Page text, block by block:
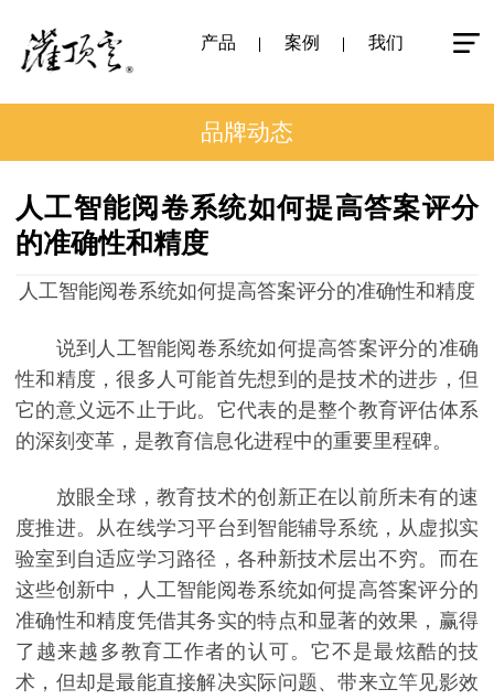
产品 案例 我们
品牌动态
人工智能阅卷系统如何提高答案评分
的准确性和精度
人工智能阅卷系统如何提高答案评分的准确性和精度
说到人工智能阅卷系统如何提高答案评分的准确
性和精度，很多人可能首先想到的是技术的进步，但
它的意义远不止于此。它代表的是整个教育评估体系
的深刻变革，是教育信息化进程中的重要里程碑。
放眼全球，教育技术的创新正在以前所未有的速
度推进。从在线学习平台到智能辅导系统，从虚拟实
验室到自适应学习路径，各种新技术层出不穷。而在
这些创新中，人工智能阅卷系统如何提高答案评分的
准确性和精度凭借其务实的特点和显著的效果，赢得
了越来越多教育工作者的认可。它不是最炫酷的技
术，但却是最能直接解决实际问题、带来立竿见影效